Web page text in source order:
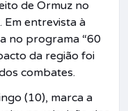
de Ormuz no
entrevista à
no programa “60
da região foi
combates.
(10), marca a